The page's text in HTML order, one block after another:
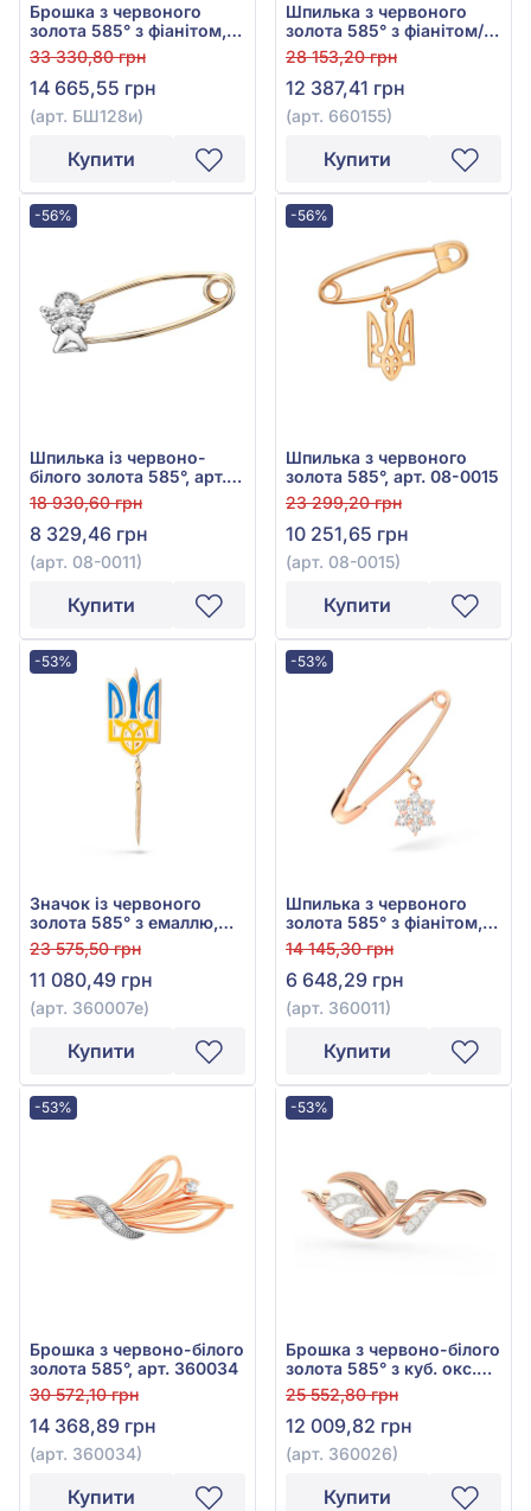
Брошка з червоного
золота 585° з фіанітом,
арт. БШ128и
33 330,80 грн
14 665,55 грн
(арт. БШ128и)
Купити
Шпилька з червоного
золота 585° з фіанітом/
куб.цирконієм, арт.
660155
28 153,20 грн
12 387,41 грн
(арт. 660155)
Купити
-56%
Шпилька із червоно-
білого золота 585°, арт.
08-0011
18 930,60 грн
8 329,46 грн
(арт. 08-0011)
Купити
-56%
Шпилька з червоного
золота 585°, арт. 08-0015
23 299,20 грн
10 251,65 грн
(арт. 08-0015)
Купити
-53%
Значок із червоного
золота 585° з емаллю,
арт. 360007е
23 575,50 грн
11 080,49 грн
(арт. 360007е)
Купити
-53%
Шпилька з червоного
золота 585° з фіанітом,
арт. 360011
14 145,30 грн
6 648,29 грн
(арт. 360011)
Купити
-53%
Брошка з червоно-білого
золота 585°, арт. 360034
30 572,10 грн
14 368,89 грн
(арт. 360034)
Купити
-53%
Брошка з червоно-білого
золота 585° з куб. окс.
цирконію, арт. 360026
25 552,80 грн
12 009,82 грн
(арт. 360026)
Купити